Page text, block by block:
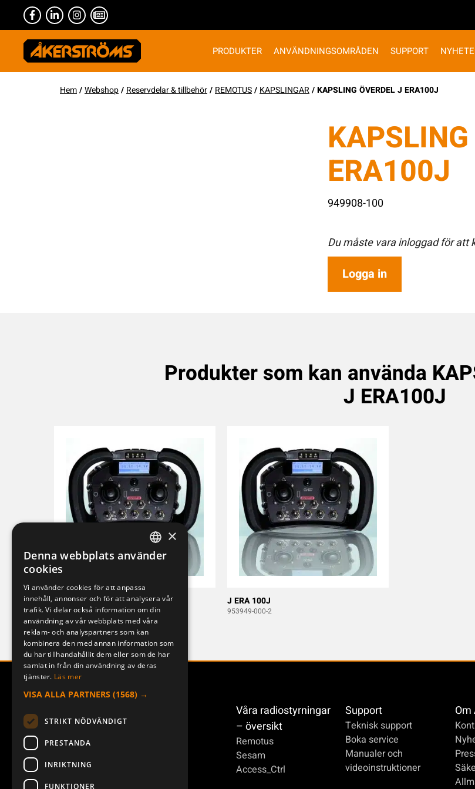
PRODUKTER ANVÄNDNINGSOMRÅDEN SUPPORT
Hem/Webshop/ Reservdelar & tillbehör/ REMOTUS/ KAPSLINGAR/ KAPSLING ÖVERDEL J ERA100J
ERA100J
949908-100
Du måste vara inloggad för att
Logga in
Produkter som kan använda
J ERA100J
Remotus ERA 100
953949-000
J ERA 100J
953949-000-2
Våra radiostyrningar
– översikt
Remotus
Sesam
Access_Ctrl
Support
Teknisk support
Boka service
Manualer och
videoinstruktioner
SWEDISH
DEUTSCH
×
Denna webbplats använder
cookies
Vi använder cookies för att anpassa
innehåll, annonser och för att analysera vår
trafik. Vi delar också information om din
användning av vår webbplats med våra
reklam- och analyspartners som kan
kombinera den med annan information som
du har tillhandahållit dem eller som de har
samlat in från din användning av deras
tjänster. Läs mer
VISA ALLA PARTNERS (1568) →
STRIKT NÖDVÄNDIGT
PRESTANDA
INRIKTNING
FUNKTIONER